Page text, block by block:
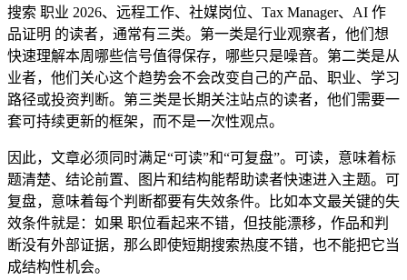
搜索 职业 2026、远程工作、社媒岗位、Tax Manager、AI 作
品证明 的读者，通常有三类。第一类是行业观察者，他们想
快速理解本周哪些信号值得保存，哪些只是噪音。第二类是从
业者，他们关心这个趋势会不会改变自己的产品、职业、学习
路径或投资判断。第三类是长期关注站点的读者，他们需要一
套可持续更新的框架，而不是一次性观点。
因此，文章必须同时满足“可读”和“可复盘”。可读，意味着标
题清楚、结论前置、图片和结构能帮助读者快速进入主题。可
复盘，意味着每个判断都要有失效条件。比如本文最关键的失
效条件就是：如果 职位看起来不错，但技能漂移，作品和判
断没有外部证据，那么即使短期搜索热度不错，也不能把它当
成结构性机会。